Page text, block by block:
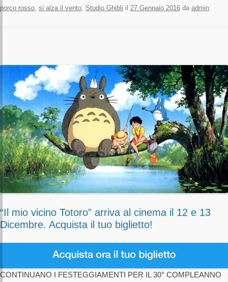
porco rosso si alza il vento Studio Ghibli il 27 Gennaio 2016 da admin
“Il mio vicino Totoro” arriva al cinema il 12 e 13
Dicembre. Acquista il tuo biglietto!
CONTINUANO I FESTEGGIAMENTI PER IL 30° COMPLEANNO